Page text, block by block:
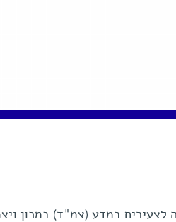
לצעירים במדע (צמ"ד) במכון